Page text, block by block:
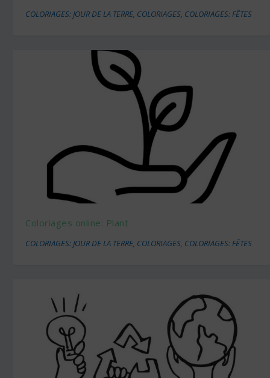
COLORIAGES: JOUR DE LA TERRE, COLORIAGES, COLORIAGES: FÊTES
Coloriages online: Plant
COLORIAGES: JOUR DE LA TERRE, COLORIAGES, COLORIAGES: FÊTES